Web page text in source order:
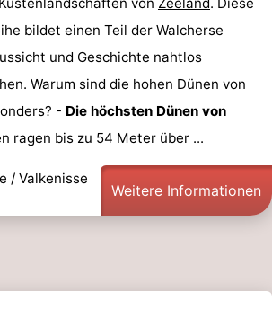
bildet einen Teil der Walcherse
und Geschichte nahtlos
Warum sind die hohen Dünen von
- Die höchsten Dünen von
ragen bis zu 54 Meter über ...
/ Valkenisse
Weitere Informationen